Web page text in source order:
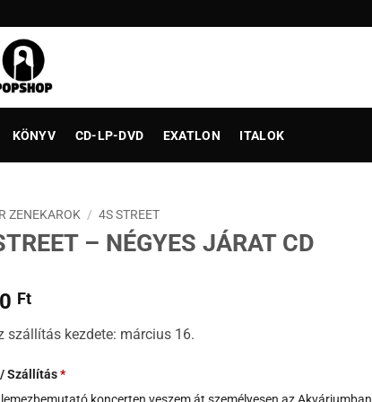
KÖNYV CD-LP-DVD EXATLON ITALOK
ZENEKAROK / 4S STREET
– NÉGYES JÁRAT CD
Ft
szállítás kezdete: március 16.
Szállítás*